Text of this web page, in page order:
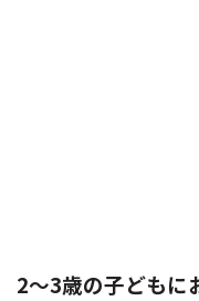
2～3歳の子どもに